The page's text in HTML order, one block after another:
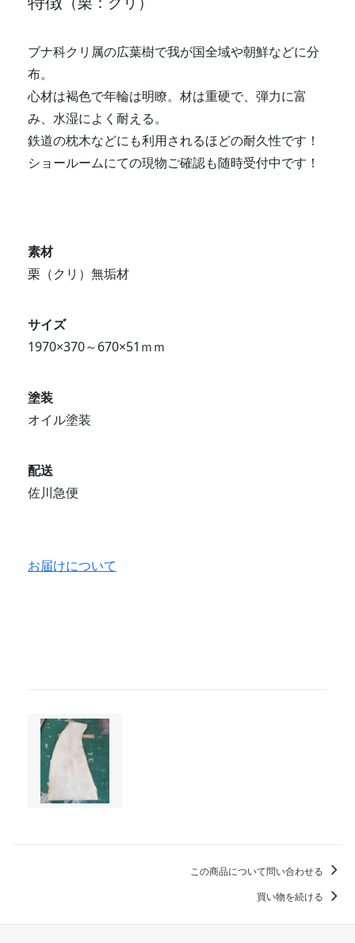
ブナ科クリ属の広葉樹で我が国全域や朝鮮などに分
布。
心材は褐色で年輪は明瞭。材は重硬で、弾力に富
み、水湿によく耐える。
鉄道の枕木などにも利用されるほどの耐久性です！
ショールームにての現物ご確認も随時受付中です！
素材
栗（クリ）無垢材
サイズ
1970×370～670×51ｍｍ
塗装
オイル塗装
配送
佐川急便
お届けについて
この商品について問い合わせる
買い物を続ける